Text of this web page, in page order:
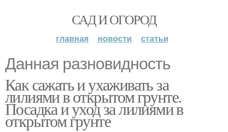
САД И ОГОРОД
главная новости статьи
Данная разновидность
Как сажать и ухаживать за
лилиями в открытом грунте.
Посадка и уход за лилиями в
открытом грунте